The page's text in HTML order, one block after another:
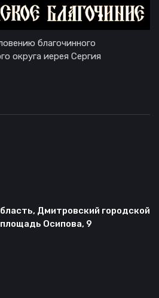
благочинного
округа иерея Сергия
Дмитровский городской
площадь Осипова, 9